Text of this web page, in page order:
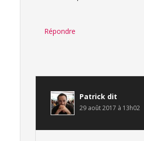
Répondre
Patrick dit
29 août 2017 à 13h02